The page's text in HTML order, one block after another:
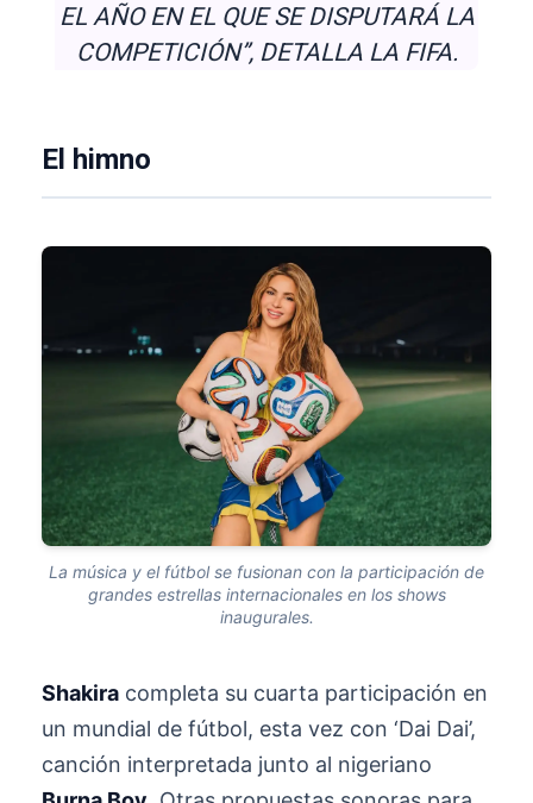
EL AÑO EN EL QUE SE DISPUTARÁ LA
COMPETICIÓN”, DETALLA LA FIFA.
El himno
La música y el fútbol se fusionan con la participación de
grandes estrellas internacionales en los shows
inaugurales.
Shakira completa su cuarta participación en
un mundial de fútbol, esta vez con ‘Dai Dai’,
canción interpretada junto al nigeriano